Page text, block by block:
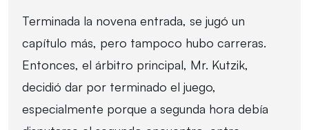
Terminada la novena entrada, se jugó un
capítulo más, pero tampoco hubo carreras.
Entonces, el árbitro principal, Mr. Kutzik,
decidió dar por terminado el juego,
especialmente porque a segunda hora debía